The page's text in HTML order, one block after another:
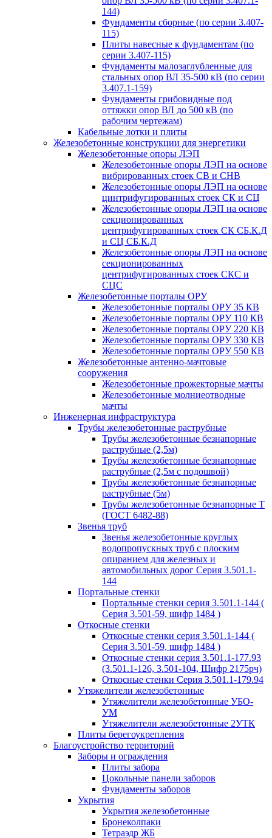
144)
Фундаменты сборные (по серии 3.407-
115)
Плиты навесные к фундаментам (по
серии 3.407-115)
Фундаменты малозаглубленные для
стальных опор ВЛ 35-500 кВ (по серии
3.407.1-159)
Фундаменты грибовидные под
оттяжки опор ВЛ до 500 кВ (по
рабочим чертежам)
Кабельные лотки и плиты
Железобетонные конструкции для энергетики
Железобетонные опоры ЛЭП
Железобетонные опоры ЛЭП на основе
вибрированных стоек СВ и СНВ
Железобетонные опоры ЛЭП на основе
цинтрифугированных стоек СК и СЦ
Железобетонные опоры ЛЭП на основе
секционированных
центрифугированных стоек СК СБ.К.Д
и СЦ СБ.К.Д
Железобетонные опоры ЛЭП на основе
секционированных
центрифугированных стоек СКС и
СЦС
Железобетонные порталы ОРУ
Железобетонные порталы ОРУ 35 КВ
Железобетонные порталы ОРУ 110 КВ
Железобетонные порталы ОРУ 220 КВ
Железобетонные порталы ОРУ 330 КВ
Железобетонные порталы ОРУ 550 КВ
Железобетонные антенно-мачтовые
сооружения
Железобетонные прожекторные мачты
Железобетонные молниеотводные
мачты
Инженерная инфраструктура
Трубы железобетонные раструбные
Трубы железобетонные безнапорные
раструбные (2,5м)
Трубы железобетонные безнапорные
раструбные (2,5м с подошвой)
Трубы железобетонные безнапорные
раструбные (5м)
Трубы железобетонные безнапорные Т
(ГОСТ 6482-88)
Звенья труб
Звенья железобетонные круглых
водопропускных труб с плоским
опиранием для железных и
автомобильных дорог Серия 3.501.1-
144
Портальные стенки
Портальные стенки серия 3.501.1-144 (
Серия 3.501-59, шифр 1484 )
Откосные стенки
Откосные стенки серия 3.501.1-144 (
Серия 3.501-59, шифр 1484 )
Откосные стенки серия 3.501.1-177.93
(3.501.1-126, 3.501-104, Шифр 2175рч)
Откосные стенки Серия 3.501.1-179.94
Утяжелители железобетонные
Утяжелители железобетонные УБО-
УМ
Утяжелители железобетонные 2УТК
Плиты берегоукрепления
Благоустройство территорий
Заборы и ограждения
Плиты забора
Цокольные панели заборов
Фундаменты заборов
Укрытия
Укрытия железобетонные
Бронеколпаки
Тетраэдр ЖБ